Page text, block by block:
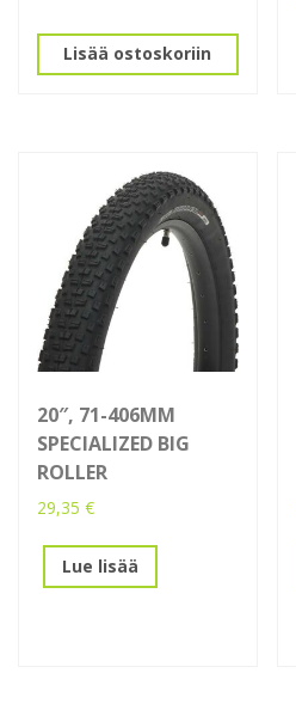
Lisää ostoskoriin
20″, 71-406MM
SPECIALIZED BIG
ROLLER
29,35 €
Lue lisää